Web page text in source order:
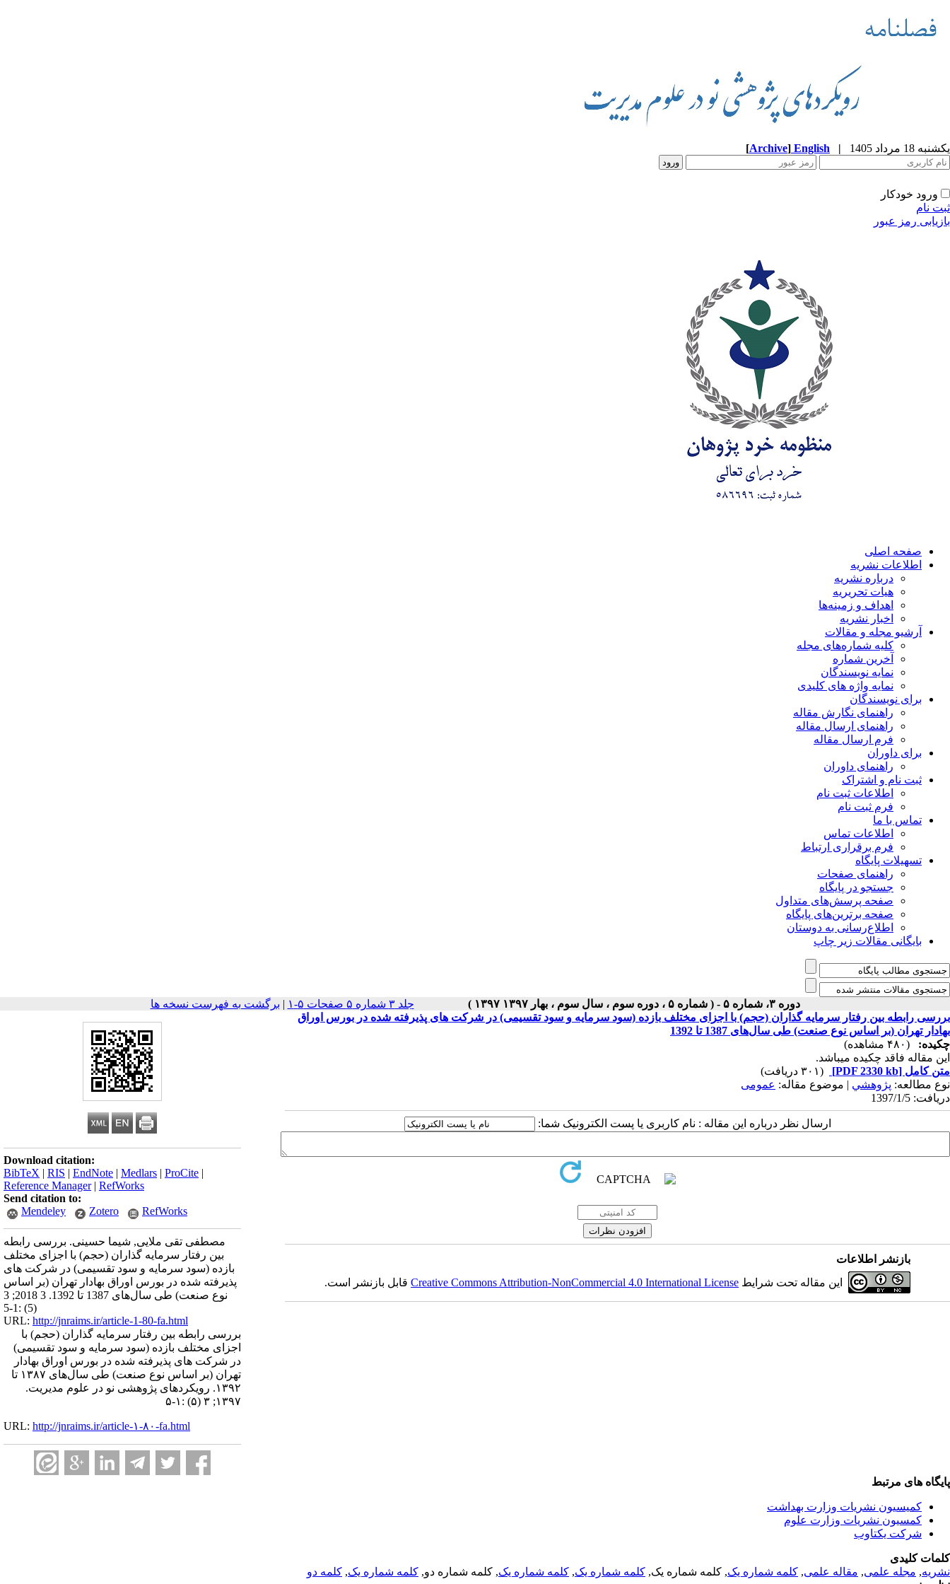
یکشنبه 18 مرداد 1405 |
English
[Archive]
ورود خودکار
ثبت نام
بازیابی رمز عبور
صفحه اصلی
اطلاعات نشریه
درباره نشریه
هیات تحریریه
اهداف و زمینه‌ها
اخبار نشریه
آرشیو مجله و مقالات
کلیه شماره‌های مجله
آخرین شماره
نمایه نویسندگان
نمایه واژه های کلیدی
برای نویسندگان
راهنمای نگارش مقاله
راهنمای ارسال مقاله
فرم ارسال مقاله
برای داوران
راهنمای داوران
ثبت نام و اشتراک
اطلاعات ثبت نام
فرم ثبت نام
تماس با ما
اطلاعات تماس
فرم برقراری ارتباط
تسهیلات پایگاه
راهنمای صفحات
جستجو در پایگاه
صفحه پرسش‌های متداول
صفحه برترین‌های پایگاه
اطلاع‌رسانی به دوستان
بایگانی مقالات زیر چاپ
دوره ۳، شماره ۵ - ( شماره ۵ ، دوره سوم ، سال سوم ، بهار ۱۳۹۷ ۱۳۹۷ ) جلد ۳ شماره ۵ صفحات ۵-۱ | برگشت به فهرست نسخه ها
Download citation:
BibTeX | RIS | EndNote | Medlars | ProCite |
Reference Manager| RefWorks
Send citation to:
Mendeley
Zotero RefWorks
مصطفی تقی ملایی, شیما حسینی. بررسی رابطه
بین رفتار سرمایه گذاران (حجم) با اجزای مختلف
بازده (سود سرمایه و سود تقسیمی) در شرکت های
پذیرفته شده در بورس اوراق بهادار تهران (بر اساس
نوع صنعت) طی سال‌های 1387 تا 1392. 3 2018; 3
(5) :1-5
URL: http://jnraims.ir/article-1-80-fa.html
بررسی رابطه بین رفتار سرمایه گذاران (حجم) با
اجزای مختلف بازده (سود سرمایه و سود تقسیمی)
در شرکت های پذیرفته شده در بورس اوراق بهادار
تهران (بر اساس نوع صنعت) طی سال‌های ۱۳۸۷ تا
۱۳۹۲. رویکردهای پژوهشی نو در علوم مدیریت.
۱۳۹۷; ۳ (۵) :۱-۵
URL: http://jnraims.ir/article-۱-۸۰-fa.html
بررسی رابطه بین رفتار سرمایه گذاران (حجم) با اجزای مختلف بازده (سود سرمایه و سود تقسیمی) در شرکت های پذیرفته شده در بورس اوراق
بهادار تهران (بر اساس نوع صنعت) طی سال‌های 1387 تا 1392
چکیده:
(۴۸۰ مشاهده)
این مقاله فاقد چکیده می​باشد.
متن کامل [PDF 2330 kb]
(۳۰۱ دریافت)
نوع مطالعه: پژوهشي | موضوع مقاله: عمومى
دریافت: 1397/1/5
ارسال نظر درباره این مقاله : نام کاربری یا پست الکترونیک شما:
بازنشر اطلاعات
این مقاله تحت شرایط Creative Commons Attribution-NonCommercial 4.0 International Licenseقابل بازنشر است.
پایگاه های مرتبط
کمیسیون نشریات وزارت بهداشت
کمسیون نشریات وزارت علوم
شرکت یکتاوب
کلمات کلیدی
نشریه, مجله علمی, مقاله علمی, کلمه شماره یک, کلمه شماره یک, کلمه شماره یک, کلمه شماره یک, کلمه شماره دو, کلمه شماره یک, کلمه دو